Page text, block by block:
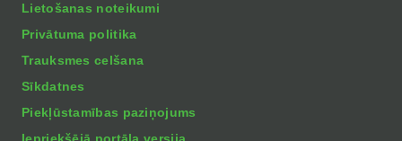
Lietošanas noteikumi
Privātuma politika
Trauksmes celšana
Sīkdatnes
Piekļūstamības paziņojums